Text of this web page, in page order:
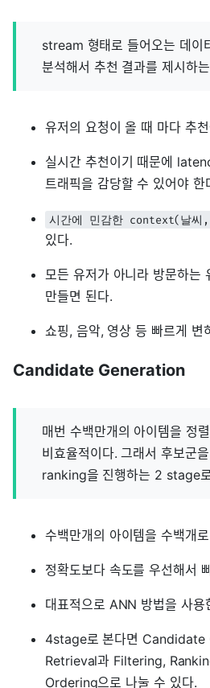
stream 형태로 들어오는 데이
분석해서 추천 결과를 제시하
유저의 요청이 올 때 마다 추
실시간 추천이기 때문에
트래픽을 감당할 수 있어야 한
시간에 민감한 context(날씨
있다.
모든 유저가 아니라 방문하는
만들면 된다.
쇼핑, 음악, 영상 등 빠르게 변
Candidate Generation
매번 수백만개의 아이템을 정
비효율적이다. 그래서 후보군
ranking을 진행하는 2 stage
수백만개의 아이템을 수백개
정확도보다 속도를 우선해서
대표적으로 ANN 방법을 사용
4stage로 본다면 Candidate
Retrieval과 Filtering,
Ordering으로 나눌 수 있다.